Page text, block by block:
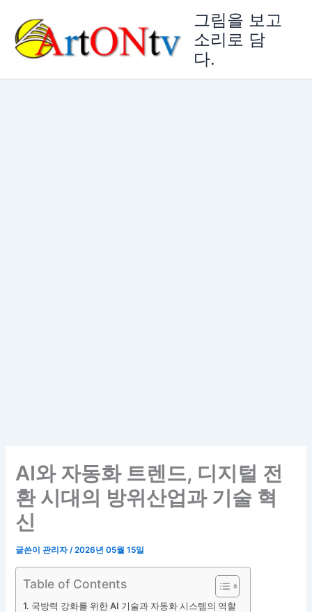
그림을 보고
소리로 담
다.
AI와 자동화 트렌드, 디지털 전
환 시대의 방위산업과 기술 혁
신
글쓴이관리자/2026년 05월 15일
Table of Contents
국방력 강화를 위한 AI 기술과 자동화 시스템의 역할